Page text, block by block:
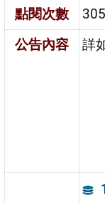
點閱次數
305
公告內容
詳